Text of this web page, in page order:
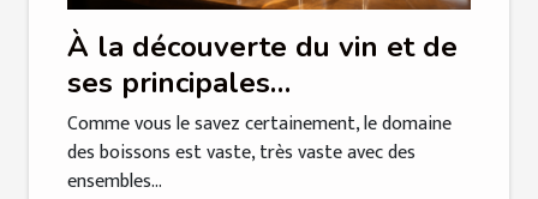
À la découverte du vin et de
ses principales
caractéristiques
Comme vous le savez certainement, le domaine
des boissons est vaste, très vaste avec des
ensembles...